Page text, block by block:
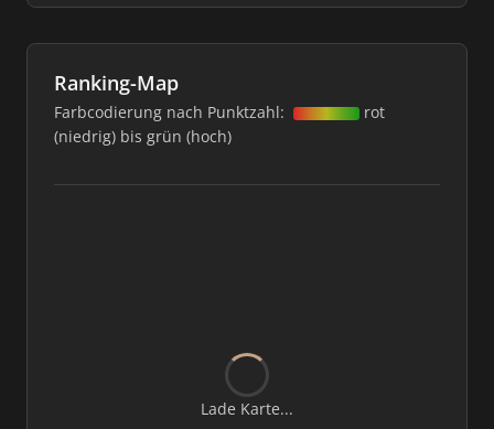
Ranking-Map
Farbcodierung nach Punktzahl:
rot
(niedrig) bis grün (hoch)
Lade Karte...